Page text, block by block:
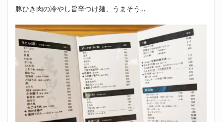
豚ひき肉の冷やし旨辛つけ麺、うまそう…